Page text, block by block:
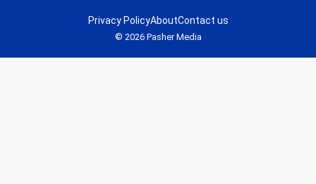
© 2026 Pasher Media
Privacy PolicyAboutContact us